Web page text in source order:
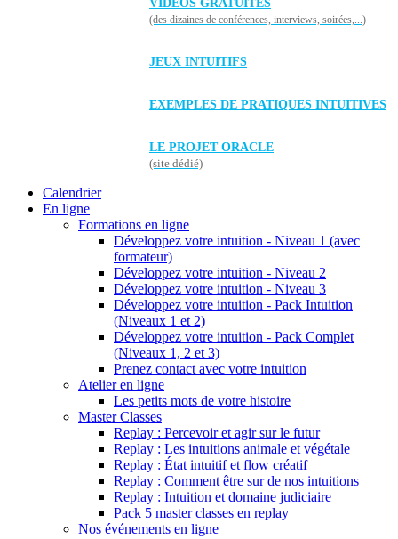
VIDÉOS GRATUITES
(des dizaines de conférences, interviews, soirées,...)
JEUX INTUITIFS
EXEMPLES DE PRATIQUES INTUITIVES
LE PROJET ORACLE
(site dédié)
Calendrier
En ligne
Formations en ligne
Développez votre intuition - Niveau 1 (avec
formateur)
Développez votre intuition - Niveau 2
Développez votre intuition - Niveau 3
Développez votre intuition - Pack Intuition
(Niveaux 1 et 2)
Développez votre intuition - Pack Complet
(Niveaux 1, 2 et 3)
Prenez contact avec votre intuition
Atelier en ligne
Les petits mots de votre histoire
Master Classes
Replay : Percevoir et agir sur le futur
Replay : Les intuitions animale et végétale
Replay : État intuitif et flow créatif
Replay : Comment être sur de nos intuitions
Replay : Intuition et domaine judiciaire
Pack 5 master classes en replay
Nos événements en ligne